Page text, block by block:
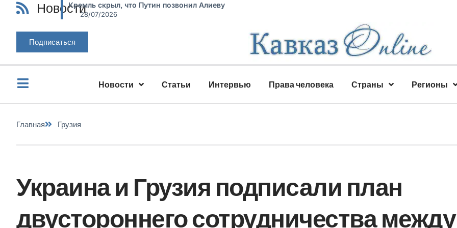
НовостиКремль скрыл, что Путин позвонил Алиеву
28/07/2026
Подписаться
Новости Статьи Интервью Права человека Страны Регионы
Главная Грузия
Украина и Грузия подписали план
двустороннего сотрудничества между